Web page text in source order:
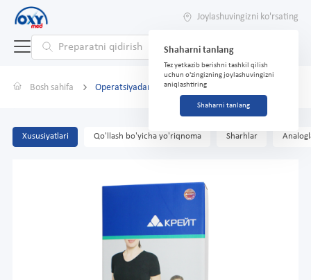
Joylashuvingizni ko'rsating
Shaharni tanlang
Tez yetkazib berishni tashkil qilish
uchun o'zingizning joylashuvingizni
aniqlashtiring
Shaharni tanlang
Bosh sahifa Operatsiyadan keyingi bandaj B-333 No 6 Sandiq oq
Xususiyatlari Qo'llash bo'yicha yo'riqnoma Sharhlar